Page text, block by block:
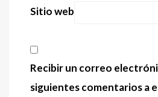
Sitio web
Recibir un correo
siguientes comentarios a